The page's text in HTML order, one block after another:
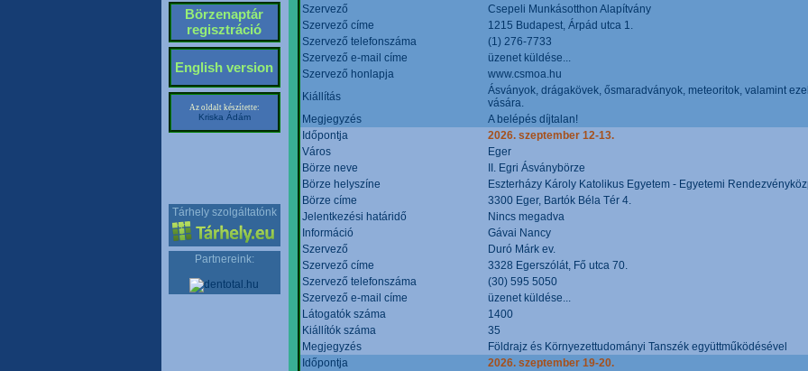
Börzenaptár
regisztráció
English version
Az oldalt készítette:
Kriska Ádám
Tárhely szolgáltatónk
Partnereink:
Szervező
Csepeli Munkásotthon Alapítvány
Szervező címe
1215 Budapest, Árpád utca 1.
Szervező telefonszáma
(1) 276-7733
Szervező e-mail címe
üzenet küldése...
Szervező honlapja
www.csmoa.hu
Kiállítás
Ásványok, drágakövek, ősmaradványok, meteoritok, valamint
vására.
Megjegyzés
A belépés díjtalan!
Időpontja
2026. szeptember 12-13.
Város
Eger
Börze neve
II. Egri Ásványbörze
Börze helyszíne
Eszterházy Károly Katolikus Egyetem - Egyetemi
Börze címe
3300 Eger, Bartók Béla Tér 4.
Jelentkezési határidő
Nincs megadva
Információ
Gávai Nancy
Szervező
Duró Márk ev.
Szervező címe
3328 Egerszólát, Fő utca 70.
Szervező telefonszáma
(30) 595 5050
Szervező e-mail címe
üzenet küldése...
Látogatók száma
1400
Kiállítók száma
35
Megjegyzés
Földrajz és Környezettudományi Tanszék együttműködésével
Időpontja
2026. szeptember 19-20.